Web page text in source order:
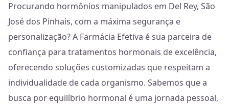
Procurando hormônios manipulados em Del Rey, São
José dos Pinhais, com a máxima segurança e
personalização? A Farmácia Efetiva é sua parceira de
confiança para tratamentos hormonais de excelência,
oferecendo soluções customizadas que respeitam a
individualidade de cada organismo. Sabemos que a
busca por equilíbrio hormonal é uma jornada pessoal,